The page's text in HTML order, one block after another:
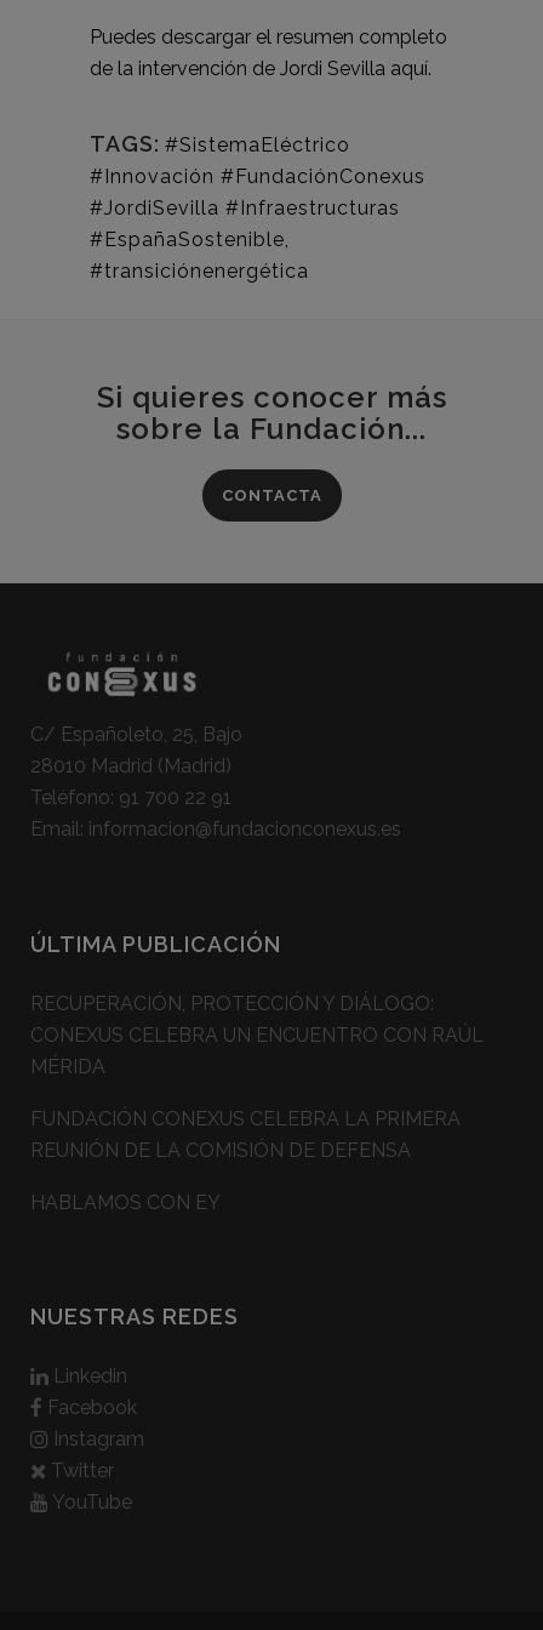
Puedes descargar el resumen completo
de la intervención de Jordi Sevilla aquí.
TAGS: #SistemaEléctrico
#Innovación #FundaciónConexus
#JordiSevilla #Infraestructuras
#EspañaSostenible
#transiciónenergética
Si quieres conocer más
sobre la Fundación...
CONTACTA
C/ Españoleto, 25, Bajo
28010 Madrid (Madrid)
Teléfono: 91 700 22 91
Email: informacion@fundacionconexus.es
ÚLTIMA PUBLICACIÓN
RECUPERACIÓN, PROTECCIÓN Y DIÁLOGO:
CONEXUS CELEBRA UN ENCUENTRO CON RAÚL
MÉRIDA
FUNDACIÓN CONEXUS CELEBRA LA PRIMERA
REUNIÓN DE LA COMISIÓN DE DEFENSA
HABLAMOS CON EY
NUESTRAS REDES
Linkedin
Facebook
Instagram
Twitter
YouTube